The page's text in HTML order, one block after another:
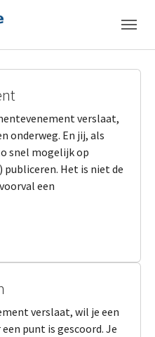
verslaat,
onderweg. En jij, als
snel mogelijk op
Het is niet de
een
verslaat, wil je een
punt is gescoord. Je